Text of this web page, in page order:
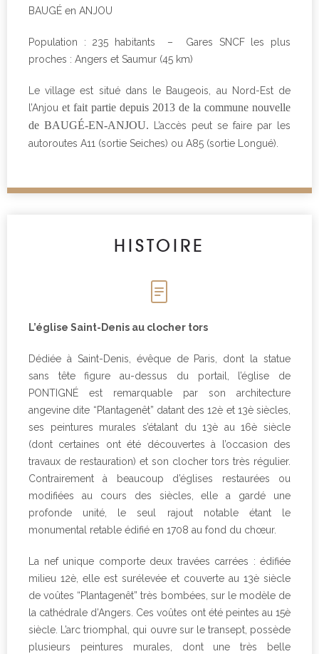
BAUGÉ en ANJOU
Population : 235 habitants – Gares SNCF les plus
proches : Angers et Saumur (45 km)
Le village est situé dans le Baugeois, au Nord-Est de
l’Anjou et fait partie depuis 2013 de la commune nouvelle
de BAUGÉ-EN-ANJOU.
L’accès peut se faire par les
autoroutes A11 (sortie Seiches) ou A85 (sortie Longué).
HISTOIRE
L’église Saint-Denis au clocher tors
Dédiée à Saint-Denis, évêque de Paris, dont la statue
sans tête figure au-dessus du portail, l’église de
PONTIGNÉ est remarquable par son architecture
angevine dite “Plantagenêt” datant des 12è et 13è siècles,
ses peintures murales s’étalant du 13è au 16è siècle
(dont certaines ont été découvertes à l’occasion des
travaux de restauration) et son clocher tors très régulier.
Contrairement à beaucoup d’églises restaurées ou
modifiées au cours des siècles, elle a gardé une
profonde unité, le seul rajout notable étant le
monumental retable édifié en 1708 au fond du chœur.
La nef unique comporte deux travées carrées : édifiée
milieu 12è, elle est surélevée et couverte au 13è siècle
de voûtes “Plantagenêt” très bombées, sur le modèle de
la cathédrale d’Angers. Ces voûtes ont été peintes au 15è
siècle. L’arc triomphal, qui ouvre sur le transept, possède
plusieurs peintures murales, dont une très belle